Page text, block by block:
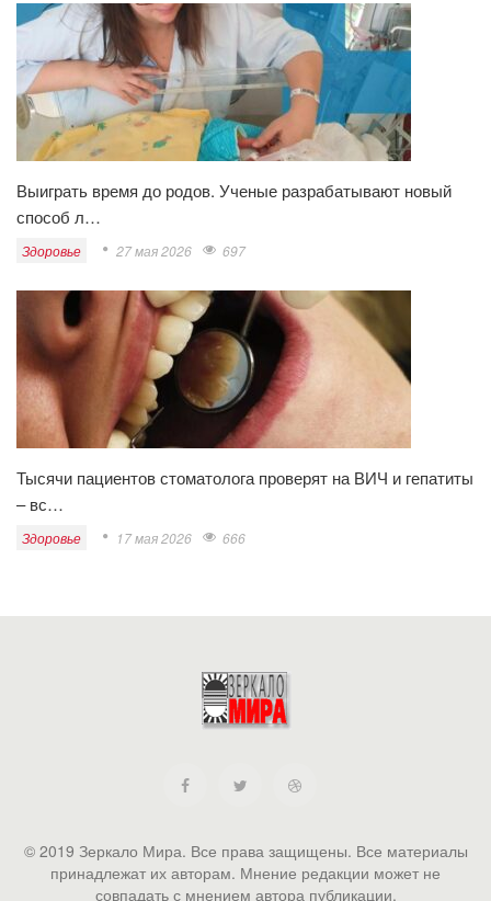
Выиграть время до родов. Ученые разрабатывают новый
способ л…
Здоровье 27 мая 2026 697
Тысячи пациентов стоматолога проверят на ВИЧ и гепатиты
– вс…
Здоровье 17 мая 2026 666
© 2019 Зеркало Мира. Все права защищены. Все материалы
принадлежат их авторам. Мнение редакции может не
совпадать с мнением автора публикации.